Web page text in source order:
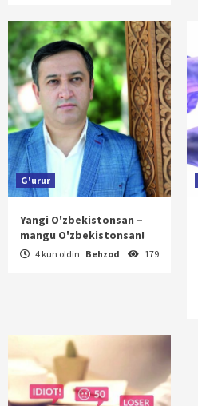
G'urur
Yangi O'zbekistonsan –
mangu O'zbekistonsan!
4 kun oldin Behzod 179